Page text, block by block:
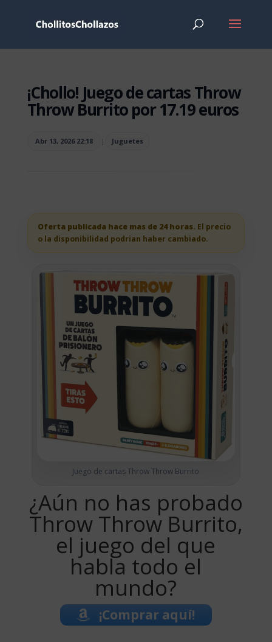
¡Chollo! Juego de cartas Throw
Throw Burrito por 17.19 euros
Abr 13, 2026 22:18 | Juguetes
Oferta publicada hace mas de 24 horas. El precio
o la disponibilidad podrian haber cambiado.
Juego de cartas Throw Throw Burrito
¿Aún no has probado
Throw Throw Burrito,
el juego del que
habla todo el
mundo?
¡Comprar aquí!